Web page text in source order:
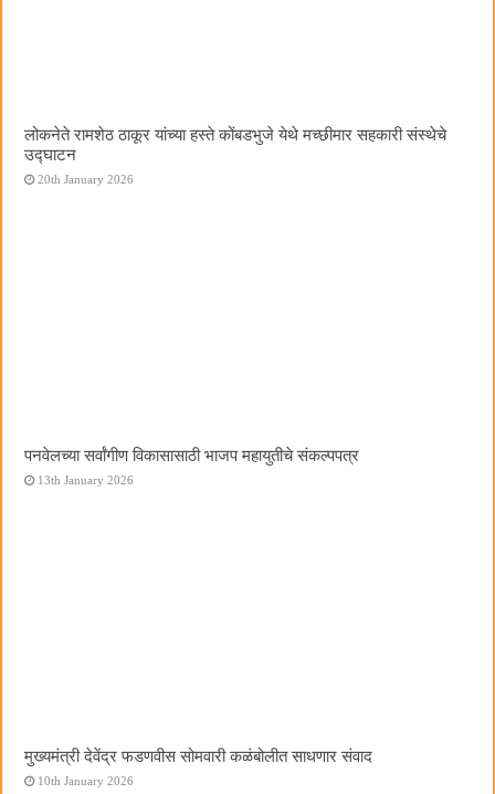
लोकनेते रामशेठ ठाकूर यांच्या हस्ते कोंबडभुजे येथे मच्छीमार सहकारी संस्थेचे
उद्घाटन
20th January 2026
पनवेलच्या सर्वांगीण विकासासाठी भाजप महायुतीचे संकल्पपत्र
13th January 2026
मुख्यमंत्री देवेंद्र फडणवीस सोमवारी कळंबोलीत साधणार संवाद
10th January 2026